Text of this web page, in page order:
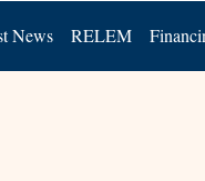
News RELEM